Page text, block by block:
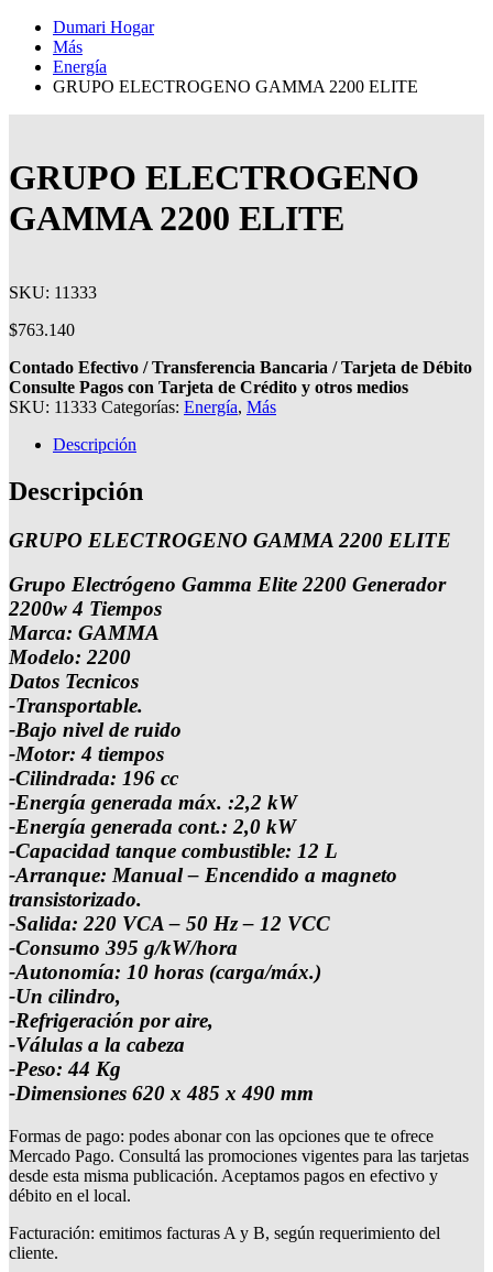
Dumari Hogar
Más
Energía
GRUPO ELECTROGENO GAMMA 2200 ELITE
GRUPO ELECTROGENO
GAMMA 2200 ELITE
SKU: 11333
$763.140
Contado Efectivo / Transferencia Bancaria / Tarjeta de Débito
Consulte Pagos con Tarjeta de Crédito y otros medios
SKU: 11333 Categorías: Energía, Más
Descripción
Descripción
GRUPO ELECTROGENO GAMMA 2200 ELITE
Grupo Electrógeno Gamma Elite 2200 Generador
2200w 4 Tiempos
Marca: GAMMA
Modelo: 2200
Datos Tecnicos
-Transportable.
-Bajo nivel de ruido
-Motor: 4 tiempos
-Cilindrada: 196 cc
-Energía generada máx. :2,2 kW
-Energía generada cont.: 2,0 kW
-Capacidad tanque combustible: 12 L
-Arranque: Manual – Encendido a magneto
transistorizado.
-Salida: 220 VCA – 50 Hz – 12 VCC
-Consumo 395 g/kW/hora
-Autonomía: 10 horas (carga/máx.)
-Un cilindro,
-Refrigeración por aire,
-Válulas a la cabeza
-Peso: 44 Kg
-Dimensiones 620 x 485 x 490 mm
Formas de pago: podes abonar con las opciones que te ofrece
Mercado Pago. Consultá las promociones vigentes para las tarjetas
desde esta misma publicación. Aceptamos pagos en efectivo y
débito en el local.
Facturación: emitimos facturas A y B, según requerimiento del
cliente.